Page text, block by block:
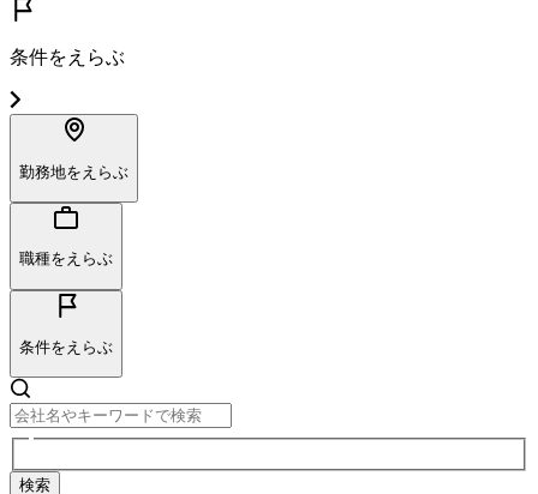
条件をえらぶ
勤務地をえらぶ
職種をえらぶ
条件をえらぶ
検索